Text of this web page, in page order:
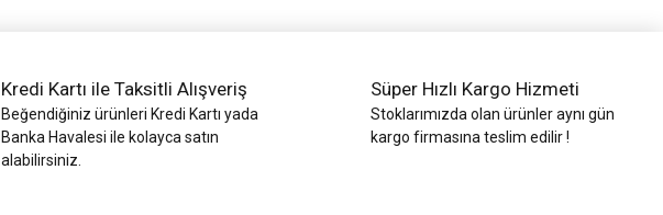
Kredi Kartı ile Taksitli Alışveriş
Beğendiğiniz ürünleri Kredi Kartı yada
Banka Havalesi ile kolayca satın
alabilirsiniz.
Süper Hızlı Kargo Hizmeti
Stoklarımızda olan ürünler aynı gün
kargo firmasına teslim edilir !